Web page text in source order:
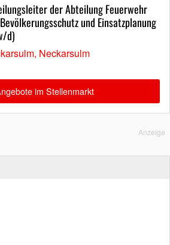
der Abteilung Feuerwehr
und Einsatzplanung
d)
Neckarsulm
im Stellenmarkt
Anzeige